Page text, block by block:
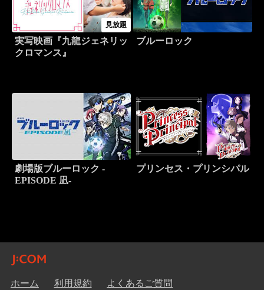
見放題
実写映画『九龍ジェネリッ
クロマンス』
ブルーロック
劇場版ブルーロック -
EPISODE 凪-
プリンセス・プリンシパル
ホーム 利用規約 よくあるご質問